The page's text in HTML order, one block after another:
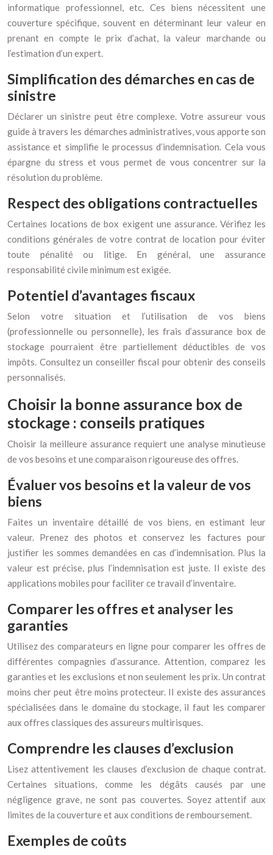
informatique professionnel, etc. Ces biens nécessitent une
couverture spécifique, souvent en déterminant leur valeur en
prenant en compte le prix d’achat, la valeur marchande ou
l’estimation d’un expert.
Simplification des démarches en cas de
sinistre
Déclarer un sinistre peut être complexe. Votre assureur vous
guide à travers les démarches administratives, vous apporte son
assistance et simplifie le processus d’indemnisation. Cela vous
épargne du stress et vous permet de vous concentrer sur la
résolution du problème.
Respect des obligations contractuelles
Certaines locations de box exigent une assurance. Vérifiez les
conditions générales de votre contrat de location pour éviter
toute pénalité ou litige. En général, une assurance
responsabilité civile minimum est exigée.
Potentiel d’avantages fiscaux
Selon votre situation et l’utilisation de vos biens
(professionnelle ou personnelle), les frais d’assurance box de
stockage pourraient être partiellement déductibles de vos
impôts. Consultez un conseiller fiscal pour obtenir des conseils
personnalisés.
Choisir la bonne assurance box de
stockage : conseils pratiques
Choisir la meilleure assurance requiert une analyse minutieuse
de vos besoins et une comparaison rigoureuse des offres.
Évaluer vos besoins et la valeur de vos
biens
Faites un inventaire détaillé de vos biens, en estimant leur
valeur. Prenez des photos et conservez les factures pour
justifier les sommes demandées en cas d’indemnisation. Plus la
valeur est précise, plus l’indemnisation est juste. Il existe des
applications mobiles pour faciliter ce travail d’inventaire.
Comparer les offres et analyser les
garanties
Utilisez des comparateurs en ligne pour comparer les offres de
différentes compagnies d’assurance. Attention, comparez les
garanties et les exclusions et non seulement les prix. Un contrat
moins cher peut être moins protecteur. Il existe des assurances
spécialisées dans le domaine du stockage, il faut les comparer
aux offres classiques des assureurs multirisques.
Comprendre les clauses d’exclusion
Lisez attentivement les clauses d’exclusion de chaque contrat.
Certaines situations, comme les dégâts causés par une
négligence grave, ne sont pas couvertes. Soyez attentif aux
limites de la couverture et aux conditions de remboursement.
Exemples de coûts